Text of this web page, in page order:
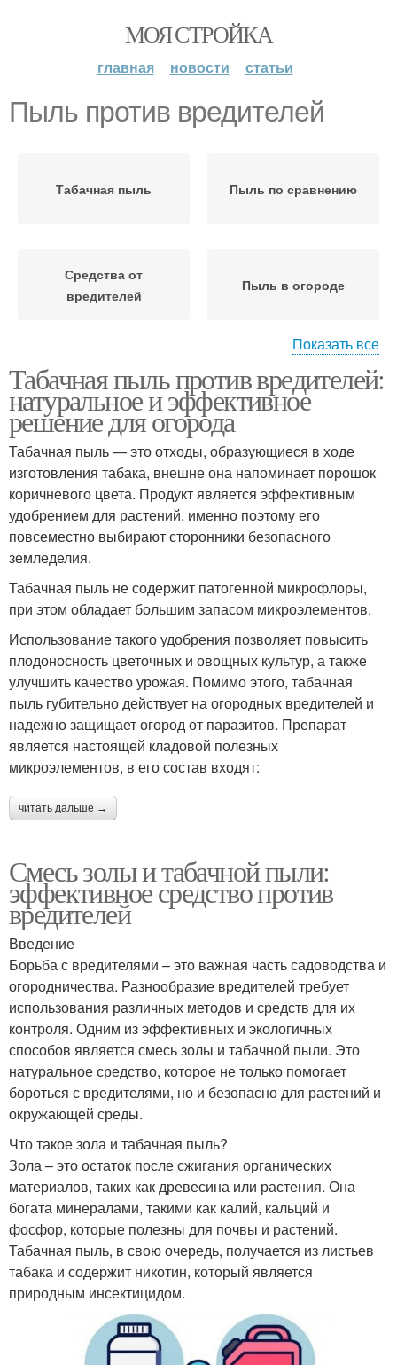
МОЯ СТРОЙКА
главная новости статьи
Пыль против вредителей
Табачная пыль Пыль по сравнению
Средства от
вредителей
Пыль в огороде
Пыль в борьбе Пыль для применения
Средство против
вредителей
Пыль для борьбы
Пыль перед
пестицидами
Пыль на растениях Борьба с вредителями
Пыль для достижения Пыль от гусениц
Пыль на огороде
Защита от вредителей
растений
Показать все
Табачная пыль против вредителей:
натуральное и эффективное
решение для огорода
Табачная пыль — это отходы, образующиеся в ходе
изготовления табака, внешне она напоминает порошок
коричневого цвета. Продукт является эффективным
удобрением для растений, именно поэтому его
повсеместно выбирают сторонники безопасного
земледелия.
Табачная пыль не содержит патогенной микрофлоры,
при этом обладает большим запасом микроэлементов.
Использование такого удобрения позволяет повысить
плодоносность цветочных и овощных культур, а также
улучшить качество урожая. Помимо этого, табачная
пыль губительно действует на огородных вредителей и
надежно защищает огород от паразитов. Препарат
является настоящей кладовой полезных
микроэлементов, в его состав входят:
читать дальше →
Смесь золы и табачной пыли:
эффективное средство против
вредителей
Введение
Борьба с вредителями – это важная часть садоводства и
огородничества. Разнообразие вредителей требует
использования различных методов и средств для их
контроля. Одним из эффективных и экологичных
способов является смесь золы и табачной пыли. Это
натуральное средство, которое не только помогает
бороться с вредителями, но и безопасно для растений и
окружающей среды.
Что такое зола и табачная пыль?
Зола – это остаток после сжигания органических
материалов, таких как древесина или растения. Она
богата минералами, такими как калий, кальций и
фосфор, которые полезны для почвы и растений.
Табачная пыль, в свою очередь, получается из листьев
табака и содержит никотин, который является
природным инсектицидом.